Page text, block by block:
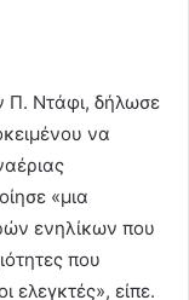
Ντάφι, δήλωσε
να
«μια
ενηλίκων που
που
ελεγκτές», είπε.